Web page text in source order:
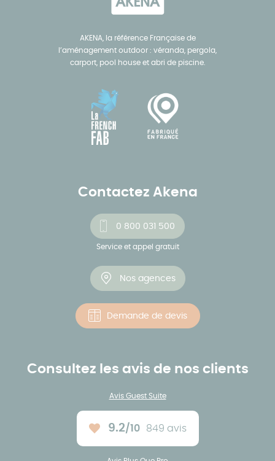
AKENA, la référence Française de
l’aménagement outdoor : véranda, pergola,
carport, pool house et abri de piscine.
Contactez Akena
0 800 031 500
Service et appel gratuit
Nos agences
Demande de devis
Consultez les avis de nos clients
Avis Guest Suite
Note moyenne :
9.2/10 849 avis